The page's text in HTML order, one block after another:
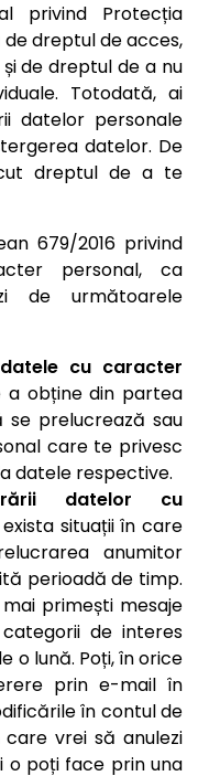
privind Protecția
dreptul de acces,
de dreptul de a nu
Totodată, ai
datelor personale
datelor. De
dreptul de a te
679/2016 privind
personal, ca
de următoarele
cu caracter
a obține din partea
prelucrează sau
care te privesc
datele respective.
datelor cu
situații în care
anumitor
perioadă de timp.
primești mesaje
de interes
o lună. Poți, în orice
prin e-mail în
în contul de
vrei să anulezi
o poți face prin una